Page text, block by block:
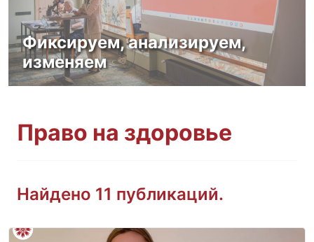
Фиксируем, анализируем,
изменяем
Право на здоровье
Найдено 11 публикаций.